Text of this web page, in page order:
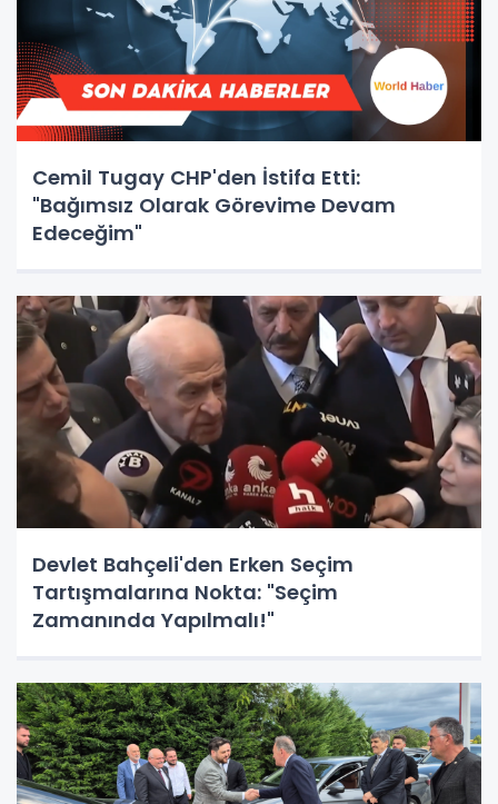
Cemil Tugay CHP'den İstifa Etti:
"Bağımsız Olarak Görevime Devam
Edeceğim"
Devlet Bahçeli'den Erken Seçim
Tartışmalarına Nokta: "Seçim
Zamanında Yapılmalı!"